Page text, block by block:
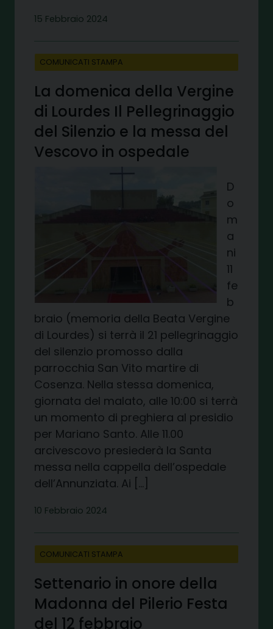
15 Febbraio 2024
COMUNICATI STAMPA
La domenica della Vergine
di Lourdes Il Pellegrinaggio
del Silenzio e la messa del
Vescovo in ospedale
D
o
m
a
ni
11
fe
b
braio (memoria della Beata Vergine
di Lourdes) si terrà il 21 pellegrinaggio
del silenzio promosso dalla
parrocchia San Vito martire di
Cosenza. Nella stessa domenica,
giornata del malato, alle 10:00 si terrà
un momento di preghiera al presidio
per Mariano Santo. Alle 11.00
arcivescovo presiederà la Santa
messa nella cappella dell’ospedale
dell’Annunziata. Ai […]
10 Febbraio 2024
COMUNICATI STAMPA
Settenario in onore della
Madonna del Pilerio Festa
del 12 febbraio